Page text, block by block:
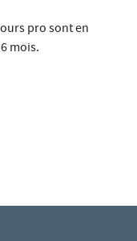
pro sont en
mois.